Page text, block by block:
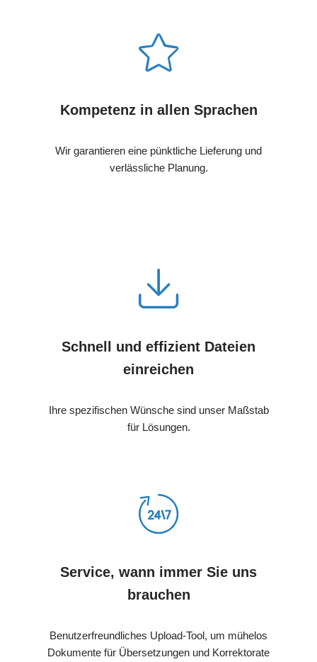
Kompetenz in allen Sprachen
Wir garantieren eine pünktliche Lieferung und
verlässliche Planung.
Schnell und effizient Dateien
einreichen
Ihre spezifischen Wünsche sind unser Maßstab
für Lösungen.
Service, wann immer Sie uns
brauchen
Benutzerfreundliches Upload-Tool, um mühelos
Dokumente für Übersetzungen und Korrektorate